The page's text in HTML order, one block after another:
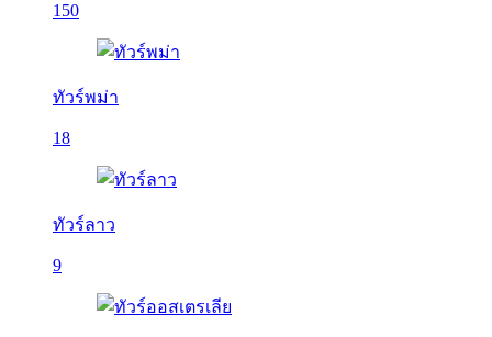
150
ทัวร์พม่า
18
ทัวร์ลาว
9